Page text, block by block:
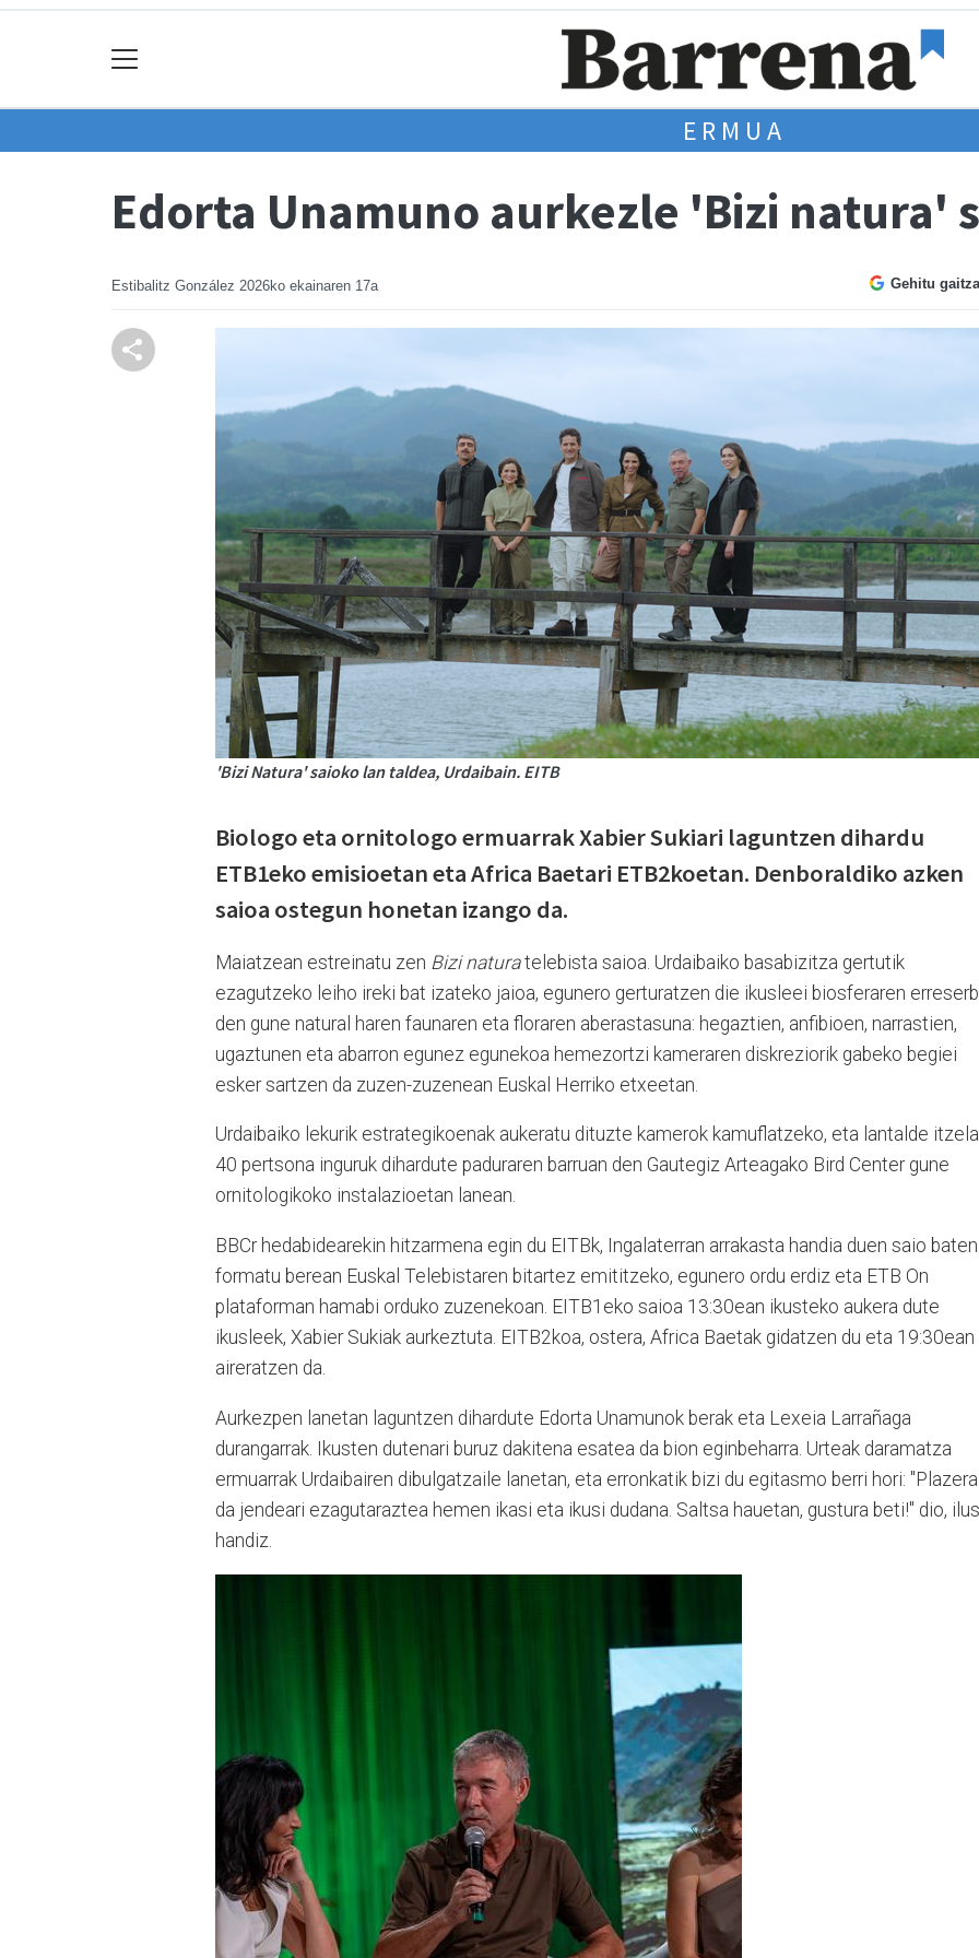
ERMUA
Edorta Unamuno aurkezle 'Bizi natura'
Estibalitz González 2026ko ekainaren 17a Gehitu
'Bizi Natura' saioko lan taldea, Urdaibain. EITB
Biologo eta ornitologo ermuarrak Xabier Sukiari laguntzen dihardu
ETB1eko emisioetan eta Africa Baetari ETB2koetan. Denboraldiko azken
saioa ostegun honetan izango da.
Maiatzean estreinatu zen Bizi naturatelebista saioa. Urdaibaiko basabizitza gertutik
ezagutzeko leiho ireki bat izateko jaioa, egunero gerturatzen die ikusleei biosferaren
den gune natural haren faunaren eta floraren aberastasuna: hegaztien, anfibioen, narrastien,
ugaztunen eta abarron egunez egunekoa hemezortzi kameraren diskreziorik gabeko begiei
esker sartzen da zuzen-zuzenean Euskal Herriko etxeetan.
Urdaibaiko lekurik estrategikoenak aukeratu dituzte kamerok kamuflatzeko, eta lantalde
40 pertsona inguruk dihardute paduraren barruan den Gautegiz Arteagako Bird Center gune
ornitologikoko instalazioetan lanean.
BBCr hedabidearekin hitzarmena egin du EITBk, Ingalaterran arrakasta handia duen saio baten
formatu berean Euskal Telebistaren bitartez emititzeko, egunero ordu erdiz eta ETB On
plataforman hamabi orduko zuzenekoan. EITB1eko saioa 13:30ean ikusteko aukera dute
ikusleek, Xabier Sukiak aurkeztuta. EITB2koa, ostera, Africa Baetak gidatzen du eta 19:30ean
aireratzen da.
Aurkezpen lanetan laguntzen dihardute Edorta Unamunok berak eta Lexeia Larrañaga
durangarrak. Ikusten dutenari buruz dakitena esatea da bion eginbeharra. Urteak daramatza
ermuarrak Urdaibairen dibulgatzaile lanetan, eta erronkatik bizi du egitasmo berri hori: "Plazera
da jendeari ezagutaraztea hemen ikasi eta ikusi dudana. Saltsa hauetan, gustura beti!" dio,
handiz.